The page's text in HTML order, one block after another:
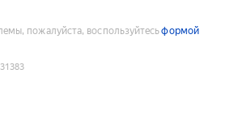
пожалуйста, воспользуйтесьформой